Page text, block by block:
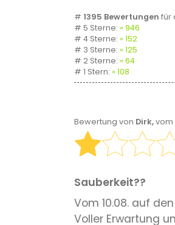
# 1395 Bewertungen für
# 5 Sterne:
946
# 4 Sterne:
152
# 3 Sterne:
125
# 2 Sterne:
64
# 1 Stern:
108
Bewertung von Dirk,vom
Sauberkeit??
Vom 10.08. auf
Voller Erwartung